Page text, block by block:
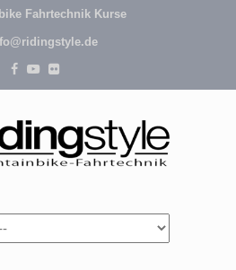
Fahrtechnik Kurse